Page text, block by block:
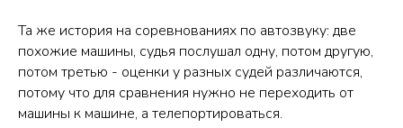
Та же история на соревнованиях по автозвуку: две
похожие машины, судья послушал одну, потом другую,
потом третью - оценки у разных судей различаются,
потому что для сравнения нужно не переходить от
машины к машине, а телепортироваться.